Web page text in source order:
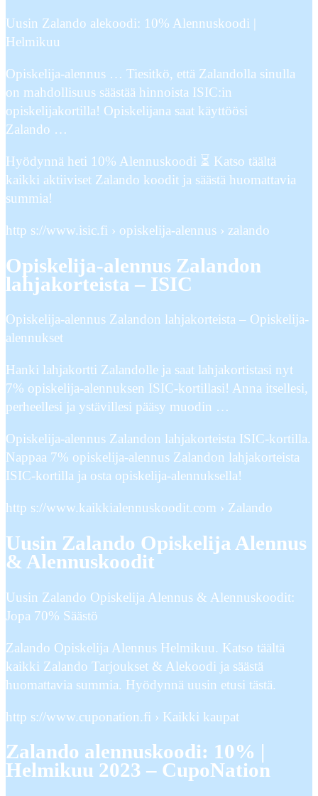
Uusin Zalando alekoodi: 10% Alennuskoodi |
Helmikuu
Opiskelija-alennus … Tiesitkö, että Zalandolla sinulla
on mahdollisuus säästää hinnoista ISIC:in
opiskelijakortilla! Opiskelijana saat käyttöösi
Zalando …
Hyödynnä heti 10% Alennuskoodi ⏳ Katso täältä
kaikki aktiiviset Zalando koodit ja säästä huomattavia
summia!
http s://www.isic.fi › opiskelija-alennus › zalando
Opiskelija-alennus Zalandon
lahjakorteista – ISIC
Opiskelija-alennus Zalandon lahjakorteista – Opiskelija-
alennukset
Hanki lahjakortti Zalandolle ja saat lahjakortistasi nyt
7% opiskelija-alennuksen ISIC-kortillasi! Anna itsellesi,
perheellesi ja ystävillesi pääsy muodin …
Opiskelija-alennus Zalandon lahjakorteista ISIC-kortilla.
Nappaa 7% opiskelija-alennus Zalandon lahjakorteista
ISIC-kortilla ja osta opiskelija-alennuksella!
http s://www.kaikkialennuskoodit.com › Zalando
Uusin Zalando Opiskelija Alennus
& Alennuskoodit
Uusin Zalando Opiskelija Alennus & Alennuskoodit:
Jopa 70% Säästö
Zalando Opiskelija Alennus Helmikuu. Katso täältä
kaikki Zalando Tarjoukset & Alekoodi ja säästä
huomattavia summia. Hyödynnä uusin etusi tästä.
http s://www.cuponation.fi › Kaikki kaupat
Zalando alennuskoodi: 10% |
Helmikuu 2023 – CupoNation